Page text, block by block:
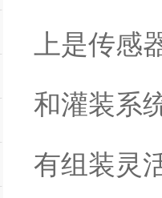
上是传
和灌装系
有组装灵